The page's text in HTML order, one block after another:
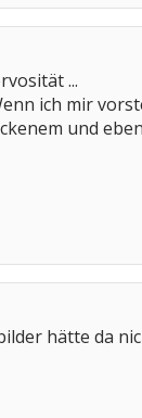
...
ich mir
und
hätte da